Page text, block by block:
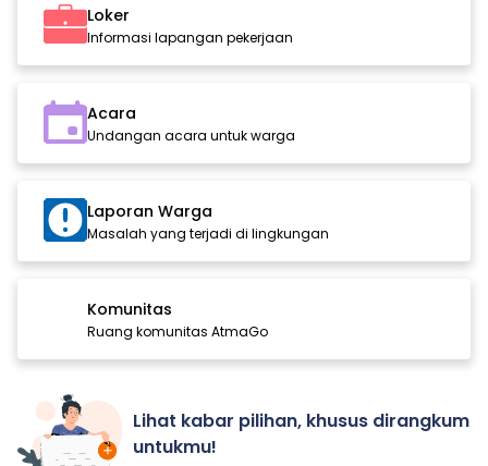
Loker
Informasi lapangan pekerjaan
Acara
Undangan acara untuk warga
Laporan Warga
Masalah yang terjadi di lingkungan
Komunitas
Ruang komunitas AtmaGo
Lihat kabar pilihan, khusus dirangkum
untukmu!